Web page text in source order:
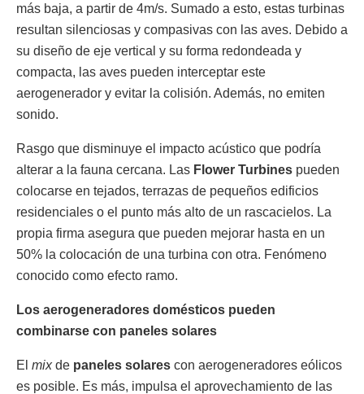
más baja, a partir de 4m/s. Sumado a esto, estas turbinas
resultan silenciosas y compasivas con las aves. Debido a
su diseño de eje vertical y su forma redondeada y
compacta, las aves pueden interceptar este
aerogenerador y evitar la colisión. Además, no emiten
sonido.
Rasgo que disminuye el impacto acústico que podría
alterar a la fauna cercana. Las Flower Turbines pueden
colocarse en tejados, terrazas de pequeños edificios
residenciales o el punto más alto de un rascacielos. La
propia firma asegura que pueden mejorar hasta en un
50% la colocación de una turbina con otra. Fenómeno
conocido como efecto ramo.
Los aerogeneradores domésticos pueden
combinarse con paneles solares
El mixde paneles solares con aerogeneradores eólicos
es posible. Es más, impulsa el aprovechamiento de las